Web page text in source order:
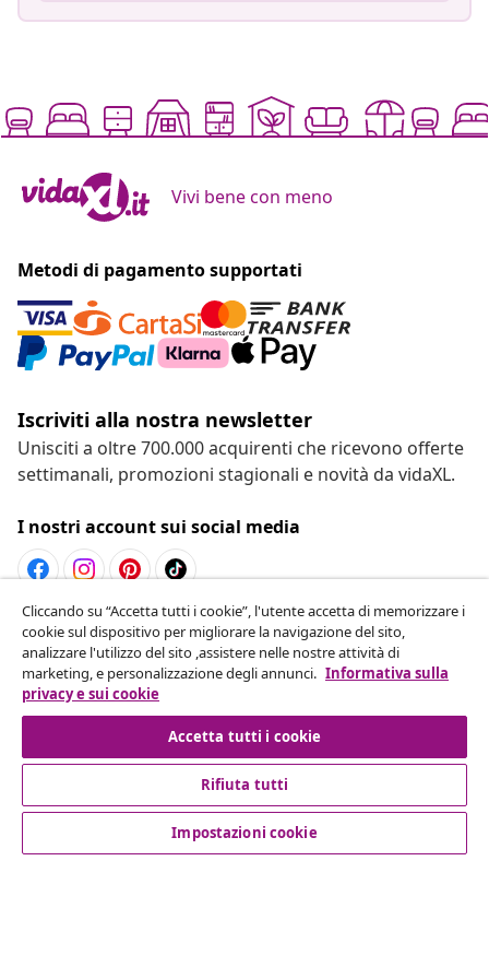
Vivi bene con meno
Metodi di pagamento supportati
Iscriviti alla nostra newsletter
Unisciti a oltre 700.000 acquirenti che ricevono offerte
settimanali, promozioni stagionali e novità da vidaXL.
I nostri account sui social media
Recesso dal contratto
Invia una richiesta di recesso per il tuo ordine.
Recesso dal contratto
Servizio clienti
Cliccando su “Accetta tutti i cookie”, l'utente accetta di memorizzare i
cookie sul dispositivo per migliorare la navigazione del sito,
analizzare l'utilizzo del sito ,assistere nelle nostre attività di
marketing, e personalizzazione degli annunci. Informativa sulla
privacy e sui cookie
Accetta tutti i cookie
Rifiuta tutti
Impostazioni cookie